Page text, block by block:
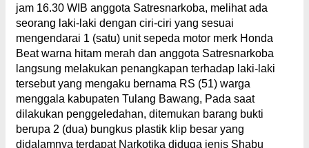
jam 16.30 WIB anggota Satresnarkoba, melihat ada
seorang laki-laki dengan ciri-ciri yang sesuai
mengendarai 1 (satu) unit sepeda motor merk Honda
Beat warna hitam merah dan anggota Satresnarkoba
langsung melakukan penangkapan terhadap laki-laki
tersebut yang mengaku bernama RS (51) warga
menggala kabupaten Tulang Bawang, Pada saat
dilakukan penggeledahan, ditemukan barang bukti
berupa 2 (dua) bungkus plastik klip besar yang
didalamnya terdapat Narkotika diduga jenis Shabu